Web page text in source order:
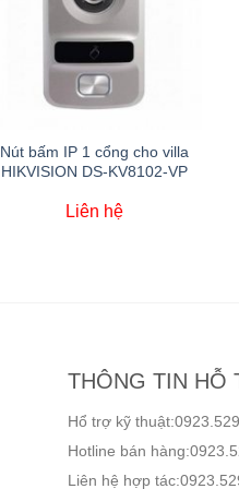
Nút bấm IP 1 cổng cho villa
HIKVISION DS-KV8102-VP
Liên hệ
THÔNG TIN HỖ
Hổ trợ kỹ
Hotline bán
Liên hệ hợp